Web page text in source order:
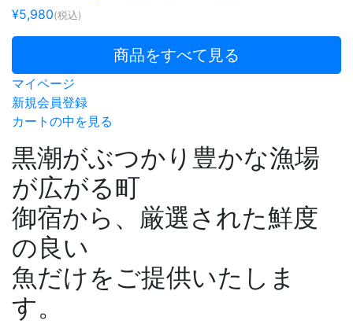
¥5,980(税込)
商品をすべて見る
マイページ
新規会員登録
カートの中を見る
黒潮がぶつかり豊かな漁場
が広がる町
御宿から、厳選された鮮度
の良い
魚だけをご提供いたしま
す。